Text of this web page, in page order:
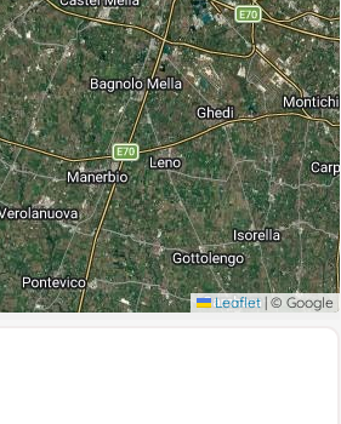
Leaflet | © Google